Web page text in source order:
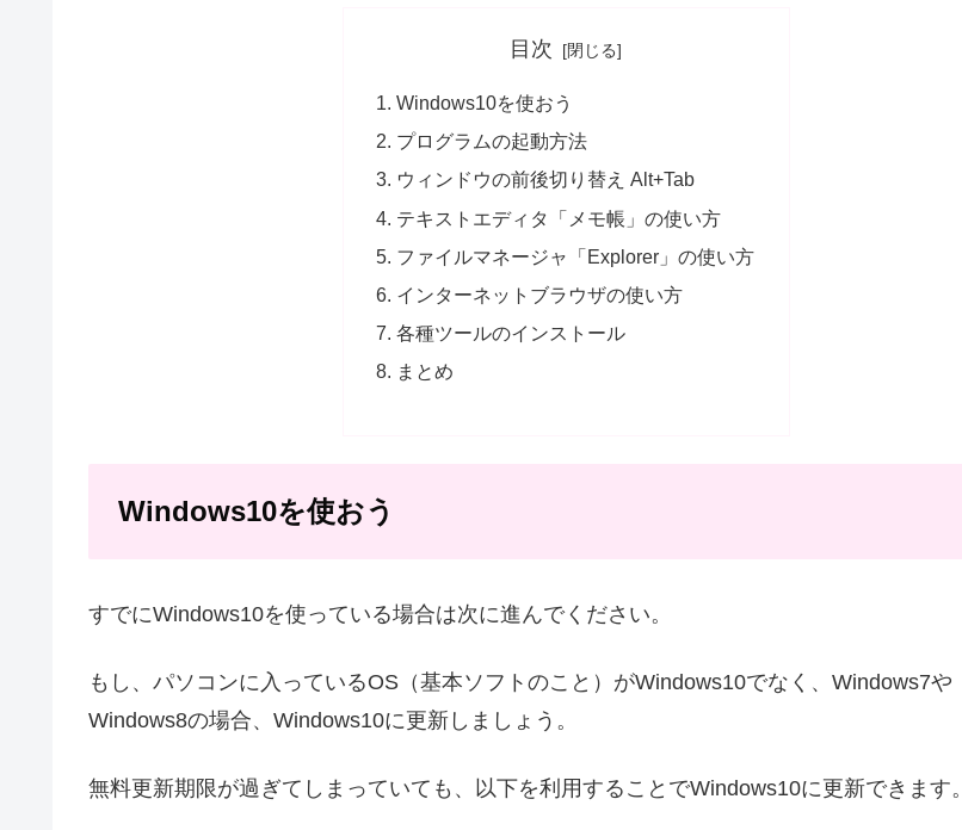
目次
Windows10を使おう
プログラムの起動方法
ウィンドウの前後切り替え Alt+Tab
テキストエディタ「メモ帳」の使い方
ファイルマネージャ「Explorer」の使い方
インターネットブラウザの使い方
各種ツールのインストール
まとめ
Windows10を使おう
すでにWindows10を使っている場合は次に進んでください。
もし、パソコンに入っているOS（基本ソフトのこと）がWindows10でなく、Windows7や
Windows8の場合、Windows10に更新しましょう。
無料更新期限が過ぎてしまっていても、以下を利用することでWindows10に更新できます。